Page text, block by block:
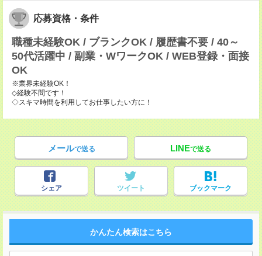
応募資格・条件
職種未経験OK / ブランクOK / 履歴書不要 / 40～
50代活躍中 / 副業・WワークOK / WEB登録・面接
OK
※業界未経験OK！
◇経験不問です！
◇スキマ時間を利用してお仕事したい方に！
メールで送る LINEで送る
シェア ツイート ブックマーク
かんたん検索はこちら